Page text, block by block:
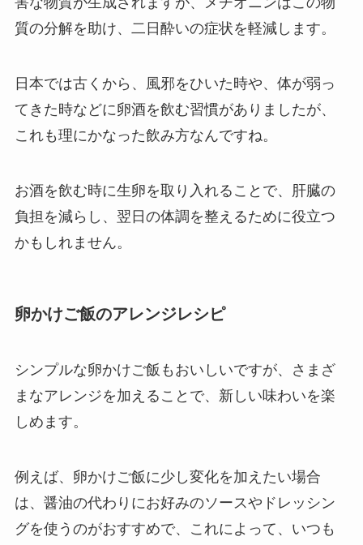
質の分解を助け、二日酔いの症状を軽減します。
日本では古くから、風邪をひいた時や、体が弱っ
てきた時などに卵酒を飲む習慣がありましたが、
これも理にかなった飲み方なんですね。
お酒を飲む時に生卵を取り入れることで、肝臓の
負担を減らし、翌日の体調を整えるために役立つ
かもしれません。
卵かけご飯のアレンジレシピ
シンプルな卵かけご飯もおいしいですが、さまざ
まなアレンジを加えることで、新しい味わいを楽
しめます。
例えば、卵かけご飯に少し変化を加えたい場合
は、醤油の代わりにお好みのソースやドレッシン
グを使うのがおすすめで、これによって、いつも